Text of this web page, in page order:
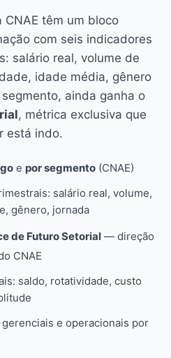
têm um bloco
com seis indicadores
salário real, volume de
idade média, gênero
ainda ganha o
, métrica exclusiva que
está indo.
e por segmento (CNAE)
salário real, volume,
gênero, jornada
de Futuro Setorial — direção
CNAE
saldo, rotatividade, custo
e operacionais por